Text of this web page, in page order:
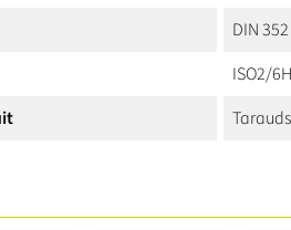
DIN 352
ISO2/6H